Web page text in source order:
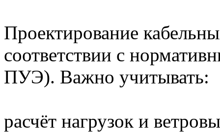
Проектирование
соответствии с
ПУЭ). Важно учитывать:
расчёт нагрузок и